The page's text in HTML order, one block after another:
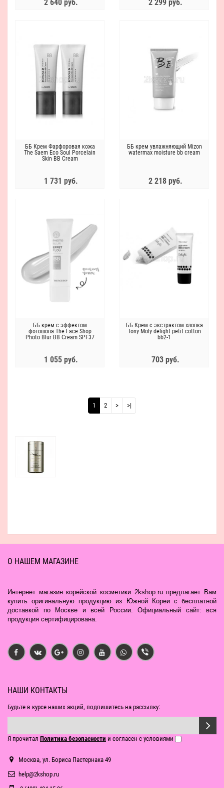
2 640 руб. 2 299 руб.
ББ Крем Фарфоровая кожа
The Saem Eco Soul Porcelain
Skin BB Cream
1 731 руб.
ББ крем увлажняющий Mizon
watermax moisture bb cream
2 218 руб.
ББ крем с эффектом
фотошопа The Face Shop
Photo Blur BB Cream SPF37
1 055 руб.
ББ Крем с экстрактом хлопка
Tony Moly delight petit cotton
bb2-1
703 руб.
1 2 > >|
О НАШЕМ МАГАЗИНЕ
Интернет магазин корейской косметики 2kshop.ru предлагает Вам
купить оригинальную продукцию из Южной Кореи с бесплатной
доставкой по Москве и всей России. Официальный сайт: вся
продукция сертифицирована.
НАШИ КОНТАКТЫ
Будьте в курсе наших акций, подпишитесь на рассылку:
Я прочитал Политика безопасности и согласен с условиями
Москва, ул. Бориса Пастернака 49
help@2kshop.ru